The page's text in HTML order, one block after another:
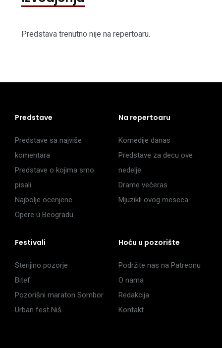
Predstava trenutno nije na repertoaru.
Predstave
Predstave sa najviše
komentara
Predstave o kojima smo
pisali
Najbolje ocenjene
Opere u Beogradu
Na repertoaru
Komedije danas
Predstave za decu ove
nedelje
Drame večeras
Mjuzikli ovog meseca
Festivali
Sterijino pozorje
Bitef
Pozorišni maraton Sombor
Urban fest Niš
Hoću u pozorište
Podržite nas na Patreonu
O nama
Redakcija
Kontakt